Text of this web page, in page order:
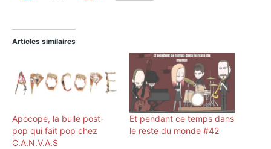
Articles similaires
Apocope, la bulle post-
pop qui fait pop chez
C.A.N.V.A.S
Et pendant ce temps dans
le reste du monde #42